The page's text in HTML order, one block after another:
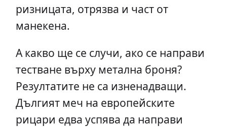
ризницата, отрязва и част от
манекена.
А какво ще се случи, ако се направи
тестване върху метална броня?
Резултатите не са изненадващи.
Дългият меч на европейските
рицари едва успява да направи